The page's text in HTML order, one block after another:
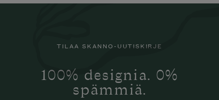
TILAA SKANNO-UUTISKIRJE
100% designia. 0%
spämmiä.